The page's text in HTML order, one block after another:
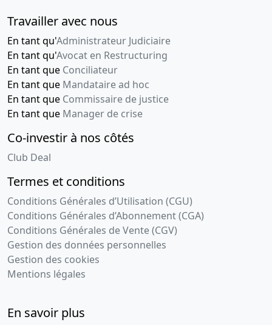
Travailler avec nous
En tant qu'Administrateur Judiciaire
En tant qu'Avocat en Restructuring
En tant que Conciliateur
En tant que Mandataire ad hoc
En tant que Commissaire de justice
En tant que Manager de crise
Co-investir à nos côtés
Club Deal
Termes et conditions
Conditions Générales d’Utilisation (CGU)
Conditions Générales d’Abonnement (CGA)
Conditions Générales de Vente (CGV)
Gestion des données personnelles
Gestion des cookies
Mentions légales
En savoir plus